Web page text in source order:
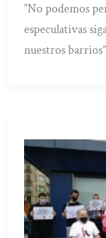
“No podemos
especulativas
nuestros